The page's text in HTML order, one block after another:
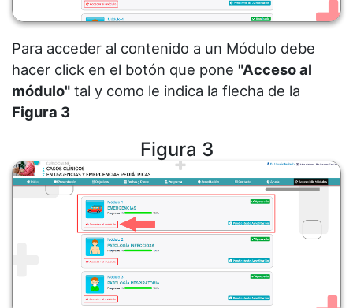
Para acceder al contenido a un Módulo debe
hacer click en el botón que pone "Acceso al
módulo" tal y como le indica la flecha de la
Figura 3
Figura 3